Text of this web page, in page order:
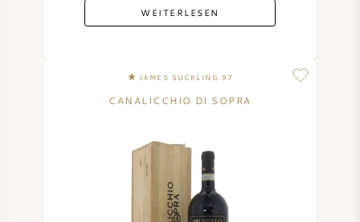
WEITERLESEN
JAMES SUCKLING 97
CANALICCHIO DI SOPRA